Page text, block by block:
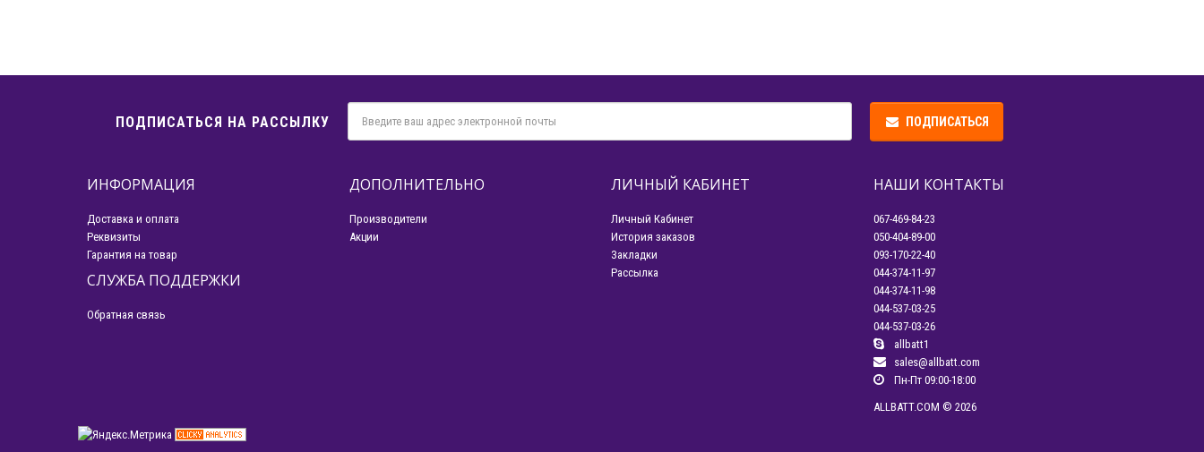
ПОДПИСАТЬСЯ НА РАССЫЛКУ ПОДПИСАТЬСЯ
ИНФОРМАЦИЯ
Доставка и оплата
Реквизиты
Гарантия на товар
СЛУЖБА ПОДДЕРЖКИ
Обратная связь
ДОПОЛНИТЕЛЬНО
Производители
Акции
ЛИЧНЫЙ КАБИНЕТ
Личный Кабинет
История заказов
Закладки
Рассылка
НАШИ КОНТАКТЫ
067-469-84-23
050-404-89-00
093-170-22-40
044-374-11-97
044-374-11-98
044-537-03-25
044-537-03-26
allbatt1
sales@allbatt.com
Пн-Пт 09:00-18:00
ALLBATT.COM © 2026